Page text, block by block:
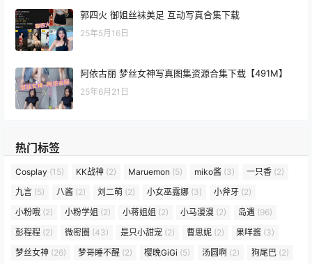
郭四火 御姐丝袜美足 互动写真合集下载
25年5月16日
阿依古丽 梦丝女神写真图集资源合集下载【491M】
25年6月21日
热门标签
Cosplay (15) KK战神 (2) Maruemon (5) miko酱 (3) 一只香 (2)
九言 (5) 八酱 (2) 刘二萌 (2) 小女巫露娜 (3) 小斧牙 (2)
小粉哦 (2) 小粉学姐 (2) 小蒋姐姐 (2) 小马漫漫 (2) 岛遇 (96)
彭程程 (2) 微密圈 (43) 是只小甜宠 (2) 曹思妮 (2) 果咩酱 (3)
梦丝女神 (26) 梦哥睡不醒 (2) 樱晚GiGi (5) 汤圆啊 (2) 狗尾巴 (2)